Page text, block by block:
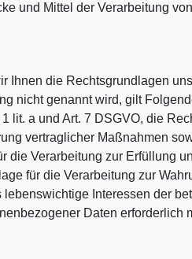
und Mittel der Verarbeitung
Ihnen die Rechtsgrundlagen
nicht genannt wird, gilt
lit. a und Art. 7 DSGVO, die
vertraglicher Maßnahmen
die Verarbeitung zur Erfüllung
für die Verarbeitung zur
Interessen der
Daten erforderlich